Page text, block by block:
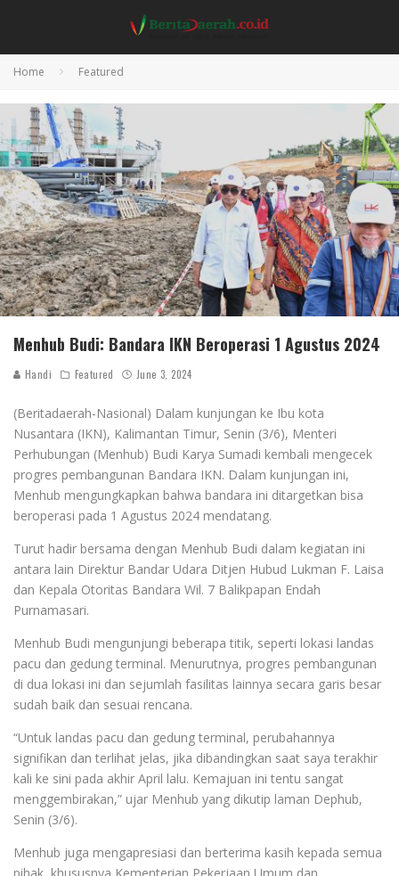
Home Featured
Menhub Budi: Bandara IKN Beroperasi 1 Agustus 2024
Handi Featured June 3, 2024
(Beritadaerah-Nasional) Dalam kunjungan ke Ibu kota
Nusantara (IKN), Kalimantan Timur, Senin (3/6), Menteri
Perhubungan (Menhub) Budi Karya Sumadi kembali mengecek
progres pembangunan Bandara IKN. Dalam kunjungan ini,
Menhub mengungkapkan bahwa bandara ini ditargetkan bisa
beroperasi pada 1 Agustus 2024 mendatang.
Turut hadir bersama dengan Menhub Budi dalam kegiatan ini
antara lain Direktur Bandar Udara Ditjen Hubud Lukman F. Laisa
dan Kepala Otoritas Bandara Wil. 7 Balikpapan Endah
Purnamasari.
Menhub Budi mengunjungi beberapa titik, seperti lokasi landas
pacu dan gedung terminal. Menurutnya, progres pembangunan
di dua lokasi ini dan sejumlah fasilitas lainnya secara garis besar
sudah baik dan sesuai rencana.
“Untuk landas pacu dan gedung terminal, perubahannya
signifikan dan terlihat jelas, jika dibandingkan saat saya terakhir
kali ke sini pada akhir April lalu. Kemajuan ini tentu sangat
menggembirakan,” ujar Menhub yang dikutip laman Dephub,
Senin (3/6).
Menhub juga mengapresiasi dan berterima kasih kepada semua